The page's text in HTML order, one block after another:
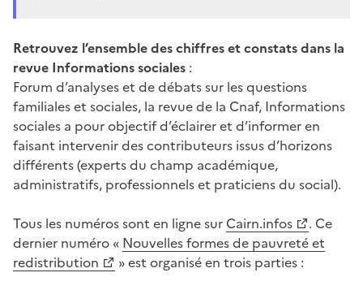
Retrouvez l’ensemble des chiffres et constats dans la
revue Informations sociales :
Forum d’analyses et de débats sur les questions
familiales et sociales, la revue de la Cnaf, Informations
sociales a pour objectif d’éclairer et d’informer en
faisant intervenir des contributeurs issus d’horizons
différents (experts du champ académique,
administratifs, professionnels et praticiens du social).
Tous les numéros sont en ligne sur Cairn.infos
. Ce
dernier numéro « Nouvelles formes de pauvreté et
redistribution
» est organisé en trois parties :